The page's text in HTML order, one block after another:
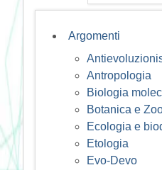
Argomenti
Antropologia
Biologia
Botanica e
Ecologia e
Etologia
Evo-Devo